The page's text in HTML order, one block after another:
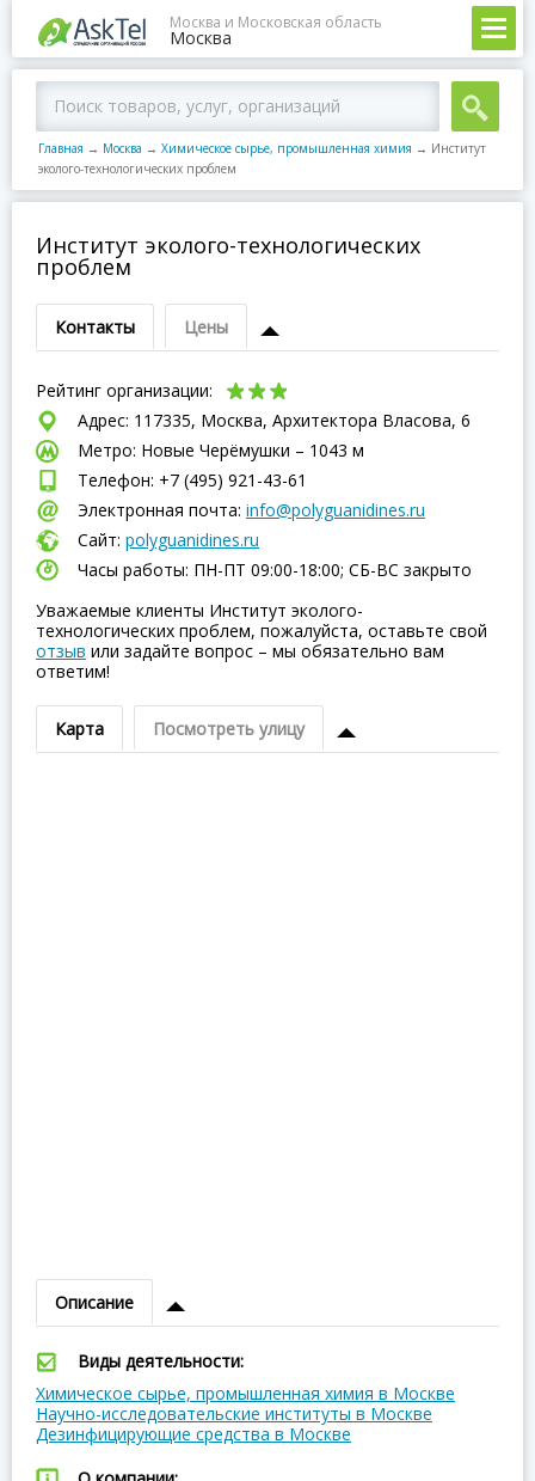
Москва и Московская область
Москва
Главная → Москва → Химическое сырье, промышленная химия → Институт
эколого-технологических проблем
Институт эколого-технологических
проблем
Контакты Цены
Рейтинг организации:
Адрес: 117335, Москва, Архитектора Власова, 6
Метро: Новые Черёмушки – 1043 м
Телефон: +7 (495) 921-43-61
Электронная почта: info@polyguanidines.ru
Сайт: polyguanidines.ru
Часы работы: ПН-ПТ 09:00-18:00; СБ-ВC закрыто
Уважаемые клиенты Институт эколого-
технологических проблем, пожалуйста, оставьте свой
отзыв или задайте вопрос – мы обязательно вам
ответим!
Карта Посмотреть улицу
Описание
Виды деятельности:
Химическое сырье, промышленная химия в Москве
Научно-исследовательские институты в Москве
Дезинфицирующие средства в Москве